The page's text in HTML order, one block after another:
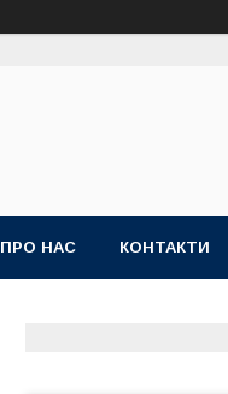
ПРО НАС КОНТАКТИ